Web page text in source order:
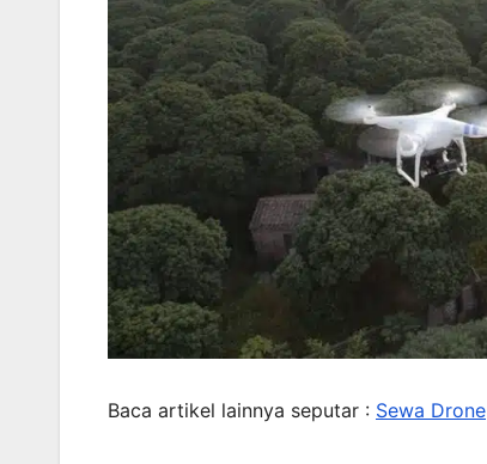
Baca artikel lainnya seputar : Sewa Drone